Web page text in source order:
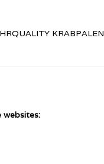
KRABPALEN
websites: